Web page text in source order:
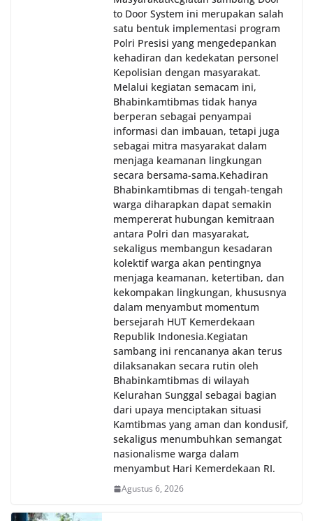
to Door System ini merupakan salah
satu bentuk implementasi program
Polri Presisi yang mengedepankan
kehadiran dan kedekatan personel
Kepolisian dengan masyarakat.
Melalui kegiatan semacam ini,
Bhabinkamtibmas tidak hanya
berperan sebagai penyampai
informasi dan imbauan, tetapi juga
sebagai mitra masyarakat dalam
menjaga keamanan lingkungan
secara bersama-sama.‎‎Kehadiran
Bhabinkamtibmas di tengah-tengah
warga diharapkan dapat semakin
mempererat hubungan kemitraan
antara Polri dan masyarakat,
sekaligus membangun kesadaran
kolektif warga akan pentingnya
menjaga keamanan, ketertiban, dan
kekompakan lingkungan, khususnya
dalam menyambut momentum
bersejarah HUT Kemerdekaan
Republik Indonesia.‎Kegiatan
sambang ini rencananya akan terus
dilaksanakan secara rutin oleh
Bhabinkamtibmas di wilayah
Kelurahan Sunggal sebagai bagian
dari upaya menciptakan situasi
Kamtibmas yang aman dan kondusif,
sekaligus menumbuhkan semangat
nasionalisme warga dalam
menyambut Hari Kemerdekaan RI.
Agustus 6, 2026